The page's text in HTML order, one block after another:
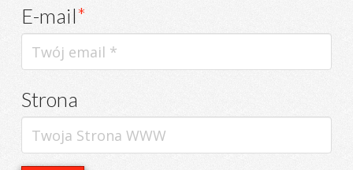
E-mail*
Strona